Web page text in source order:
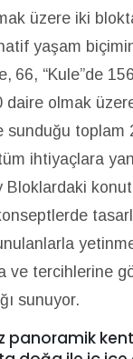
üzere iki
yaşam
66, “Kule”de
daire olmak
sunduğu toplam
ihtiyaçlara
Bloklardaki
ve tercihlerine
sunuyor.
panoramik